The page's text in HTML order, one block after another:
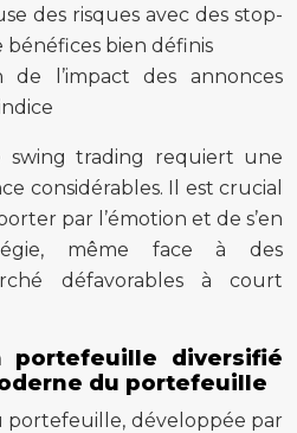
des risques avec des stop-
bénéfices bien définis
de l’impact des annonces
swing trading requiert une
considérables. Il est crucial
par l’émotion et de s’en
même face à des
défavorables à court
portefeuille diversifié
du portefeuille
portefeuille, développée par